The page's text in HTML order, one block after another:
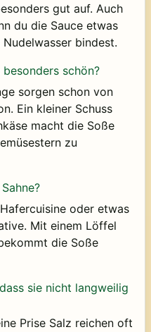
gut auf. Auch
du die Sauce etwas
bindest.
schön?
sorgen schon von
Ein kleiner Schuss
macht die Soße
zu
oder etwas
Mit einem Löffel
die Soße
sie nicht langweilig
Prise Salz reichen oft